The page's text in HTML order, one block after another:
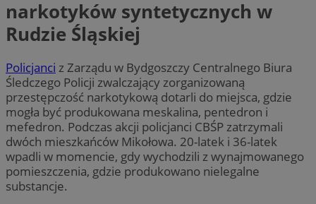
narkotyków syntetycznych w
Rudzie Śląskiej
Policjanci z Zarządu w Bydgoszczy Centralnego Biura
Śledczego Policji zwalczający zorganizowaną
przestępczość narkotykową dotarli do miejsca, gdzie
mogła być produkowana meskalina, pentedron i
mefedron. Podczas akcji policjanci CBŚP zatrzymali
dwóch mieszkańców Mikołowa. 20-latek i 36-latek
wpadli w momencie, gdy wychodzili z wynajmowanego
pomieszczenia, gdzie produkowano nielegalne
substancje.